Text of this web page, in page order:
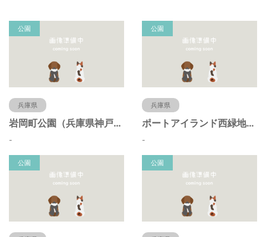
公園
兵庫県
岩岡町公園（兵庫県神戸市）
-
公園
兵庫県
ポートアイランド西緑地（兵庫県神戸市）
-
公園 公園